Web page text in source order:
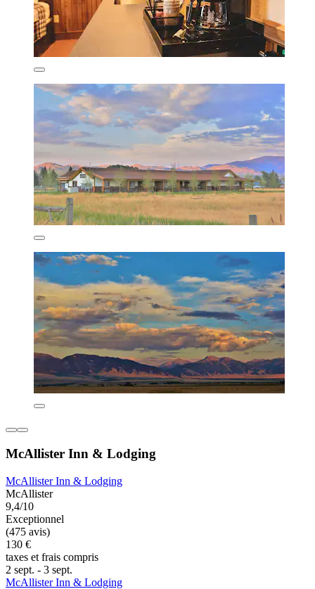
McAllister Inn & Lodging
McAllister Inn & Lodging
McAllister
9,4/10
Exceptionnel
(475 avis)
130 €
taxes et frais compris
2 sept. - 3 sept.
McAllister Inn & Lodging